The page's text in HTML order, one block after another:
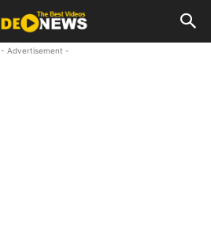
- Advertisement -